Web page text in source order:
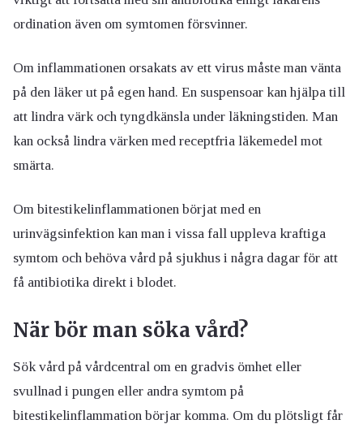
ordination även om symtomen försvinner.
Om inflammationen orsakats av ett virus måste man vänta
på den läker ut på egen hand. En suspensoar kan hjälpa till
att lindra värk och tyngdkänsla under läkningstiden. Man
kan också lindra värken med receptfria läkemedel mot
smärta.
Om bitestikelinflammationen börjat med en
urinvägsinfektion kan man i vissa fall uppleva kraftiga
symtom och behöva vård på sjukhus i några dagar för att
få antibiotika direkt i blodet.
När bör man söka vård?
Sök vård på vårdcentral om en gradvis ömhet eller
svullnad i pungen eller andra symtom på
bitestikelinflammation börjar komma. Om du plötsligt får